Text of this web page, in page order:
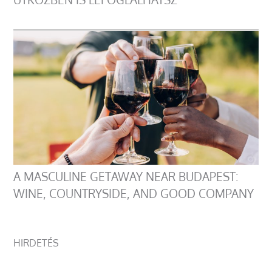
A MASCULINE GETAWAY NEAR BUDAPEST:
WINE, COUNTRYSIDE, AND GOOD COMPANY
HIRDETÉS